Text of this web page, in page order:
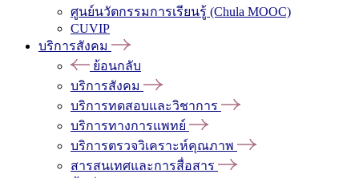
ศูนย์นวัตกรรมการเรียนรู้ (Chula MOOC)
CUVIP
บริการสังคม
ย้อนกลับ
บริการสังคม
บริการทดสอบและวิชาการ
บริการทางการแพทย์
บริการตรวจวิเคราะห์คุณภาพ
สารสนเทศและการสื่อสาร